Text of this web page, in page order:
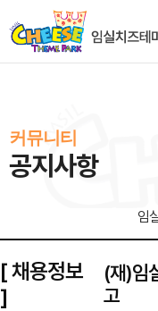
커뮤니티
공지사항
임
[ 채용정보
]
(재)임
고